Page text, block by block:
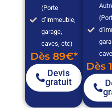
(Porte
d’immeuble,
garage,
caves, etc)
Dès 89€*
Devis
gratuit
Dès